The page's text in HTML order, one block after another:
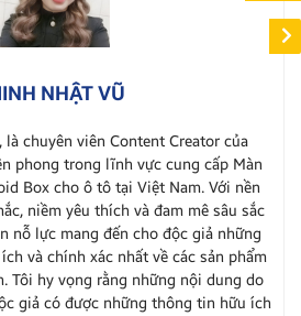
NHẬT VŨ
là chuyên viên Content Creator của
phong trong lĩnh vực cung cấp Màn
Box cho ô tô tại Việt Nam. Với nền
niềm yêu thích và đam mê sâu sắc
nỗ lực mang đến cho độc giả những
và chính xác nhất về các sản phẩm
Tôi hy vọng rằng những nội dung do
giả có được những thông tin hữu ích